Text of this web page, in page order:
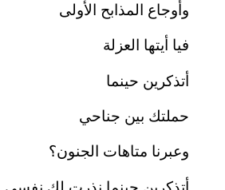
وأوجاع المذابح الأولى
فيا أيتها العزلة
أتذكرين حينما
حملتك بين جناحي
وعبرنا متاهات الجنون؟